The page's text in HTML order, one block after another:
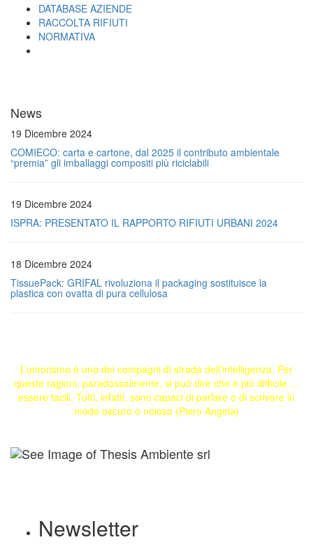
DATABASE AZIENDE
RACCOLTA RIFIUTI
NORMATIVA
News
19 Dicembre 2024
COMIECO: carta e cartone, dal 2025 il contributo ambientale
“premia” gli imballaggi compositi più riciclabili
19 Dicembre 2024
ISPRA: PRESENTATO IL RAPPORTO RIFIUTI URBANI 2024
18 Dicembre 2024
TissuePack: GRIFAL rivoluziona il packaging sostituisce la
plastica con ovatta di pura cellulosa
L’umorismo è uno dei compagni di strada dell’intelligenza. Per
queste ragioni, paradossalmente, si può dire che è più difficile …
essere facili. Tutti, infatti, sono capaci di parlare o di scrivere in
modo oscuro o noioso (Piero Angela)
Newsletter